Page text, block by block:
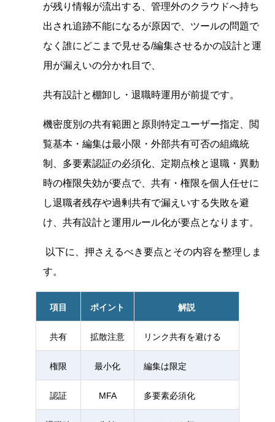
が残り情報が流出する、管理外のクラウドへ持ち
出され追跡不能になるが原因で、ツールの問題で
なく誰にどこまで見せる/編集させるかの設計と運
用が漏えいの分かれ目で、
共有設計と棚卸し・退職時運用が前提です。
機密度別の共有範囲と原則特定ユーザー指定、閲
覧基本・編集は最小限・外部共有可否の組織統
制、多要素認証の必須化、定期点検と退職・異動
時の権限失効が要点で、共有・権限を個人任せに
し退職者残存や過剰共有で漏えいする失敗を避
け、共有設計と運用ルール化が要点となります。
以下に、押さえるべき要点とその内容を整理しま
す。
項目 ポイント 解説
共有 拡散注意 リンク共有を避ける
権限 最小化 編集は限定
認証 MFA 多要素必須化